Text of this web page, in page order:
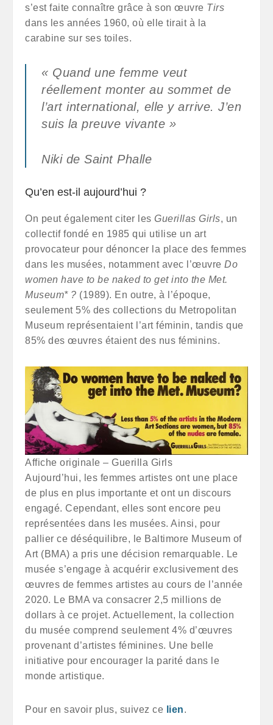
s’est faite connaître grâce à son œuvre Tirs
dans les années 1960, où elle tirait à la
carabine sur ses toiles.
« Quand une femme veut
réellement monter au sommet de
l’art international, elle y arrive. J’en
suis la preuve vivante »
Niki de Saint Phalle
Qu’en est-il aujourd’hui ?
On peut également citer les Guerillas Girls, un
collectif fondé en 1985 qui utilise un art
provocateur pour dénoncer la place des femmes
dans les musées, notamment avec l’œuvre Do
women have to be naked to get into the Met.
Museum* ? (1989). En outre, à l’époque,
seulement 5% des collections du Metropolitan
Museum représentaient l’art féminin, tandis que
85% des œuvres étaient des nus féminins.
Affiche originale – Guerilla Girls
Aujourd’hui, les femmes artistes ont une place
de plus en plus importante et ont un discours
engagé. Cependant, elles sont encore peu
représentées dans les musées. Ainsi, pour
pallier ce déséquilibre, le Baltimore Museum of
Art (BMA) a pris une décision remarquable. Le
musée s’engage à acquérir exclusivement des
œuvres de femmes artistes au cours de l’année
2020. Le BMA va consacrer 2,5 millions de
dollars à ce projet. Actuellement, la collection
du musée comprend seulement 4% d’œuvres
provenant d’artistes féminines. Une belle
initiative pour encourager la parité dans le
monde artistique.
Pour en savoir plus, suivez ce lien.